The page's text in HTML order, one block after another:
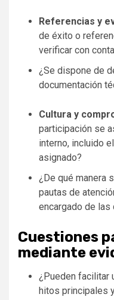
Referencias y
de éxito o
verificar con
¿Se dispone de
documentación
Cultura y
participación se
interno, incluido
asignado?
¿De qué manera
pautas de
encargado de las
Cuestiones
mediante
¿Pueden facilitar
hitos principales